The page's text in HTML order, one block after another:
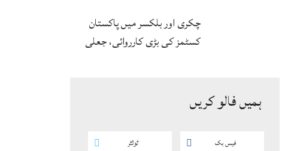
چکری اور بلکسر میں پاکستان
کسٹمز کی بڑی کارروائی، جعلی
ہمیں فالو کریں
فیس بک ٹوئٹر